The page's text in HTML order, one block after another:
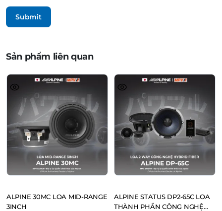
Sản phẩm liên quan
ALPINE 30MC LOA MID-RANGE
3INCH
ALPINE STATUS DP2-65C LOA
THÀNH PHẦN CÔNG NGHỆ